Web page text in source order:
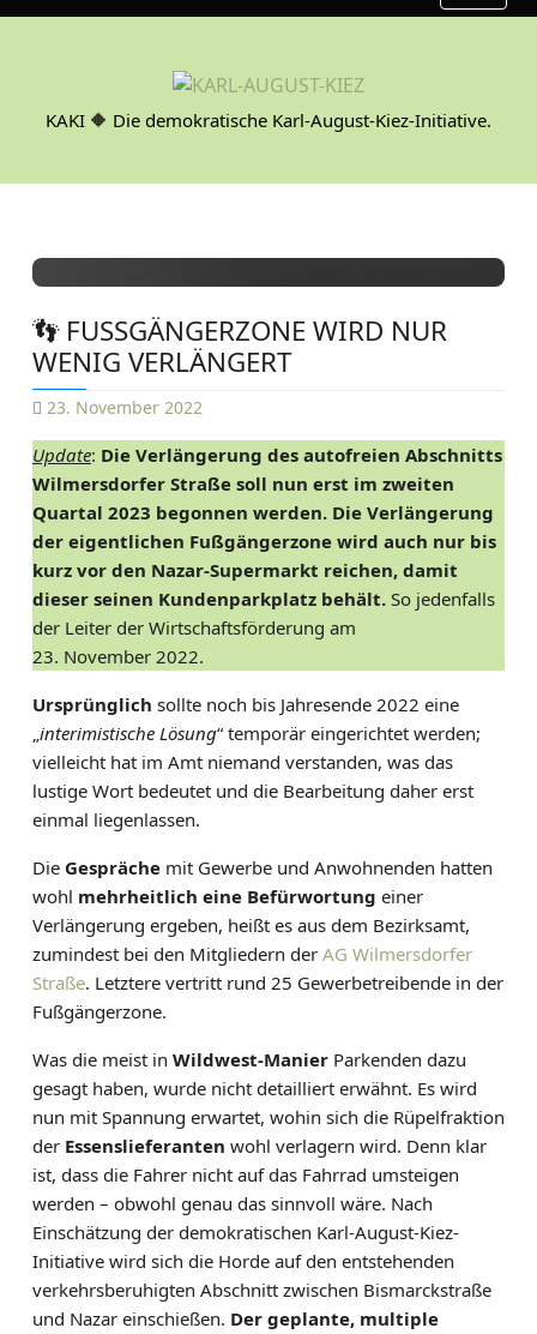
S
c
KAKI 🔶 Die demokratische Karl-August-Kiez-Initiative.
👣 FUSSGÄNGERZONE WIRD NUR W
ENIG VERLÄNGERT
23. November 2022
D
A
N
I
E
L
T
I
E
Z
Update: Die Verlängerung des autofreien Abschnitts
Wilmersdorfer Straße soll nun erst im zweiten
Quartal 2023 begonnen werden. Die Verlängerung
der eigentlichen Fußgängerzone wird auch nur bis
kurz vor den Nazar-Supermarkt reichen, damit
dieser seinen Kundenparkplatz behält. So jedenfalls
der Leiter der Wirtschaftsförderung am
23. November 2022.
Ursprünglich sollte noch bis Jahresende 2022 eine
„interimistische Lösung“ temporär eingerichtet werden;
vielleicht hat im Amt niemand verstanden, was das
lustige Wort bedeutet und die Bearbeitung daher erst
einmal liegenlassen.
Die Gespräche mit Gewerbe und Anwohnenden hatten
wohl mehrheitlich eine Befürwortung einer
Verlängerung ergeben, heißt es aus dem Bezirksamt,
zumindest bei den Mitgliedern der AG Wilmersdorfer
Straße. Letztere vertritt rund 25 Gewerbetreibende in der
Fußgängerzone.
Was die meist in Wildwest-Manier Parkenden dazu
gesagt haben, wurde nicht detailliert erwähnt. Es wird
nun mit Spannung erwartet, wohin sich die Rüpelfraktion
der Essenslieferanten wohl verlagern wird. Denn klar
ist, dass die Fahrer nicht auf das Fahrrad umsteigen
werden – obwohl genau das sinnvoll wäre. Nach
Einschätzung der demokratischen Karl-August-Kiez-
Initiative wird sich die Horde auf den entstehenden
verkehrsberuhigten Abschnitt zwischen Bismarckstraße
und Nazar einschießen. Der geplante, multiple